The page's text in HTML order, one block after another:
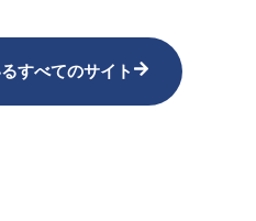
すべてのサイト